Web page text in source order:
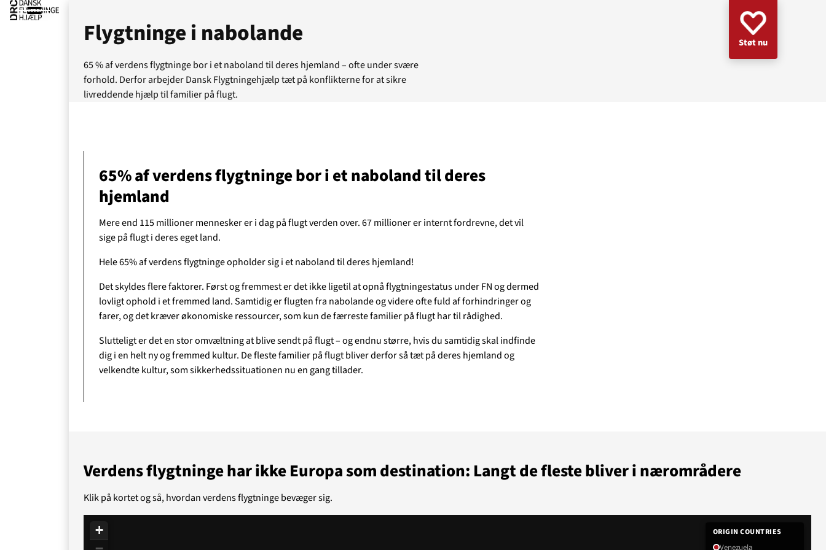
Aktuelt
Støt
Om os
Temaer i fokus
MINERYDNING
KLIMA BØRN
Flygtninge i nabolande
65 % af verdens flygtninge bor i et naboland til deres hjemland – ofte under svære
forhold. Derfor arbejder Dansk Flygtningehjælp tæt på konflikterne for at sikre
livreddende hjælp til familier på flugt.
65% af verdens flygtninge bor i et naboland til deres
hjemland
Mere end 115 millioner mennesker er i dag på flugt verden over. 67 millioner er internt fordrevne, det vil
sige på flugt i deres eget land.
Hele 65% af verdens flygtninge opholder sig i et naboland til deres hjemland!
Det skyldes flere faktorer. Først og fremmest er det ikke ligetil at opnå flygtningestatus under FN og dermed
lovligt ophold i et fremmed land. Samtidig er flugten fra nabolande og videre ofte fuld af forhindringer og
farer, og det kræver økonomiske ressourcer, som kun de færreste familier på flugt har til rådighed.
Slutteligt er det en stor omvæltning at blive sendt på flugt – og endnu større, hvis du samtidig skal indfinde
dig i en helt ny og fremmed kultur. De fleste familier på flugt bliver derfor så tæt på deres hjemland og
velkendte kultur, som sikkerhedssituationen nu en gang tillader.
Verdens flygtninge har ikke Europa som destination: Langt de fleste bliver i nærområdere
Klik på kortet og så, hvordan verdens flygtninge bevæger sig.
+
ORIGIN COUNTRIES
Venezuela
Støt nu